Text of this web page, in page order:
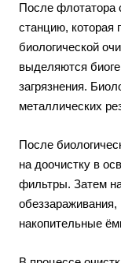
После флотатора
станцию, которая
биологической
выделяются
загрязнения.
металлических
После
на доочистку в
фильтры. Затем
обеззараживания,
накопительные